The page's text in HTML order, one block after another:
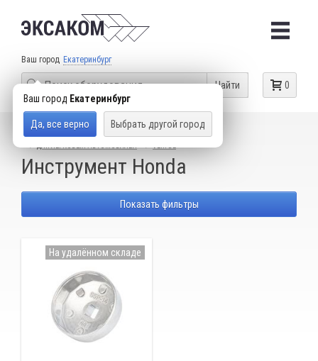
Ваш город Екатеринбург
Ваш город Екатеринбург
Да, все верно Выбрать другой город
0
Найти
КАТАЛОГ ТОВАРОВ
СПЕЦИАЛЬНЫЙ ИНСТРУМЕНТ
Инструмент Honda
Показать фильтры
На удалённом складе